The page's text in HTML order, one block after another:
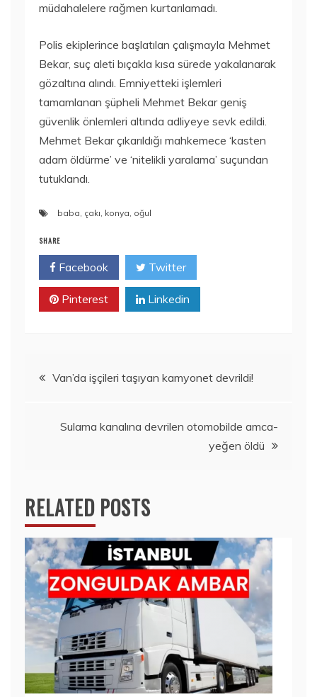
müdahalelere rağmen kurtarılamadı.
Polis ekiplerince başlatılan çalışmayla Mehmet
Bekar, suç aleti bıçakla kısa sürede yakalanarak
gözaltına alındı. Emniyetteki işlemleri
tamamlanan şüpheli Mehmet Bekar geniş
güvenlik önlemleri altında adliyeye sevk edildi.
Mehmet Bekar çıkarıldığı mahkemece ‘kasten
adam öldürme’ ve ‘nitelikli yaralama’ suçundan
tutuklandı.
baba, çakı, konya, oğul
SHARE
Facebook Twitter
Pinterest Linkedin
YazıVan’da işçileri taşıyan kamyonet devrildi!
Sulama kanalına devrilen otomobilde amca-
yeğen öldü
RELATED POSTS